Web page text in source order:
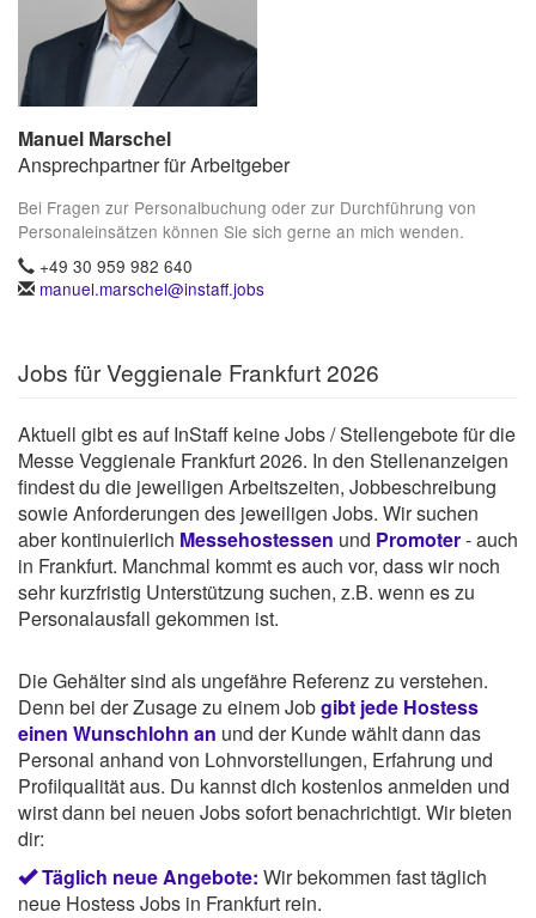
Manuel Marschel
Ansprechpartner für Arbeitgeber
Bei Fragen zur Personalbuchung oder zur Durchführung von
Personaleinsätzen können Sie sich gerne an mich wenden.
+49 30 959 982 640
manuel.marschel@instaff.jobs
Jobs für Veggienale Frankfurt 2026
Aktuell gibt es auf InStaff keine Jobs / Stellengebote für die
Messe Veggienale Frankfurt 2026. In den Stellenanzeigen
findest du die jeweiligen Arbeitszeiten, Jobbeschreibung
sowie Anforderungen des jeweiligen Jobs. Wir suchen
aber kontinuierlich Messehostessen und Promoter- auch
in Frankfurt. Manchmal kommt es auch vor, dass wir noch
sehr kurzfristig Unterstützung suchen, z.B. wenn es zu
Personalausfall gekommen ist.
Die Gehälter sind als ungefähre Referenz zu verstehen.
Denn bei der Zusage zu einem Jobgibt jede Hostess
einen Wunschlohn an und der Kunde wählt dann das
Personal anhand von Lohnvorstellungen, Erfahrung und
Profilqualität aus. Du kannst dich kostenlos anmelden und
wirst dann bei neuen Jobs sofort benachrichtigt. Wir bieten
dir:
Täglich neue Angebote: Wir bekommen fast täglich
neue Hostess Jobs in Frankfurt rein.